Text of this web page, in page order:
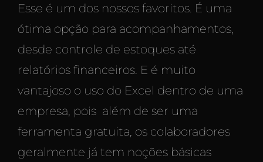
Esse é um dos nossos favoritos. É uma
ótima opção para acompanhamentos,
desde controle de estoques até
relatórios financeiros. E é muito
vantajoso o uso do Excel dentro de uma
empresa, pois além de ser uma
ferramenta gratuita, os colaboradores
geralmente já tem noções básicas